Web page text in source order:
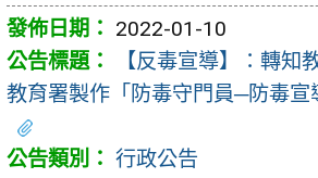
2022-01-10
【反毒宣導】：轉知
教育署製作「防毒守門員─防毒宣
行政公告